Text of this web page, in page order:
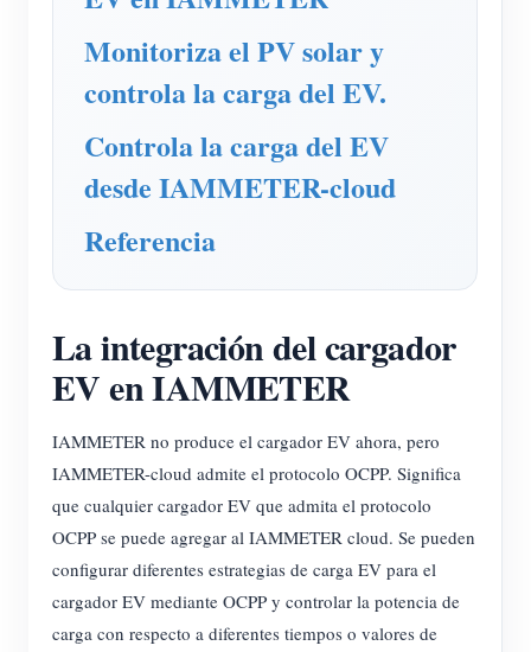
Simulador IAMMETER
Medidor virtual
Sistema de previsión y simulación energética
Aplicaciones
Monitor de energía para sistemas FV
Sistema de control para calentador FV
Automatización del hogar
Monitoreo energético de fábrica
Tienda
Inicio rápido
Documentación
Videos tutoriales
FAQ
Noticias
Blog
Comunidad
Programa de contribuidores
Centro de contribuidores
Actividades IAMMETER
Foro
Explorar sitios
Contacto
Sobre nosotros
Monitoriza el PV solar y
controla la carga del EV.
Controla la carga del EV
desde IAMMETER-cloud
Referencia
La integración del cargador
EV en IAMMETER
IAMMETER no produce el cargador EV ahora, pero
IAMMETER-cloud admite el protocolo OCPP. Significa
que cualquier cargador EV que admita el protocolo
OCPP se puede agregar al IAMMETER cloud. Se pueden
configurar diferentes estrategias de carga EV para el
cargador EV mediante OCPP y controlar la potencia de
carga con respecto a diferentes tiempos o valores de